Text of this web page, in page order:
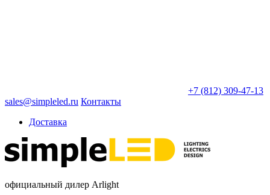
+7 (812) 309-47-13
sales@simpleled.ru Контакты
Доставка
официальный дилер Arlight